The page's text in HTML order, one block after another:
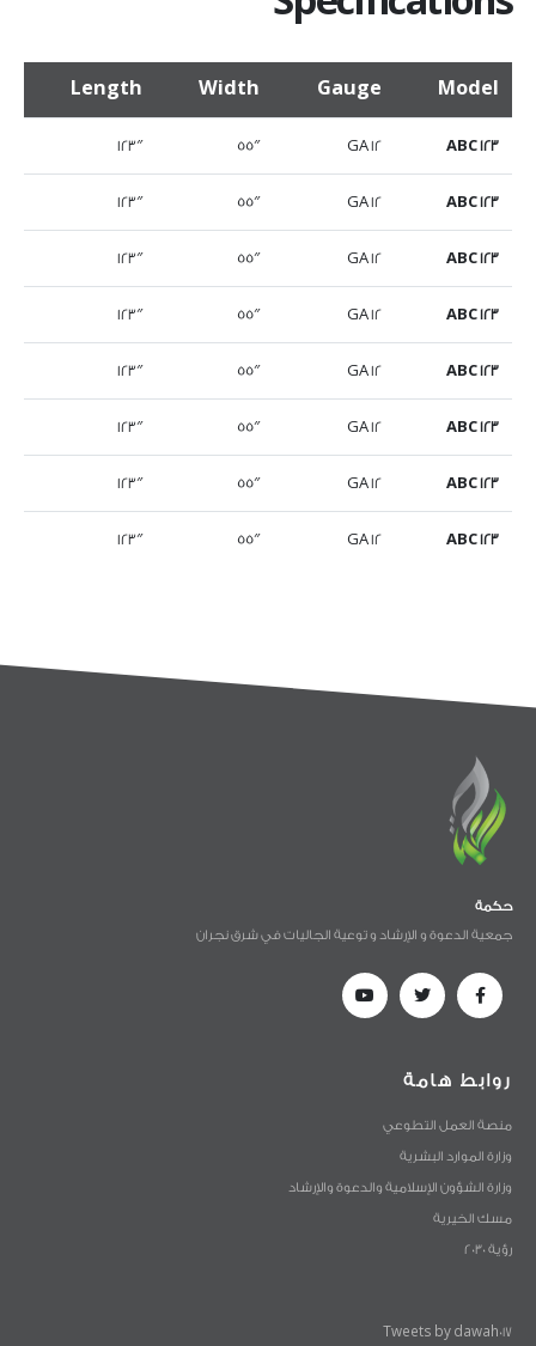
Model
Gauge
Width
Length
ABC 123
12 GA
55″
123″
ABC 123
12 GA
55″
123″
ABC 123
12 GA
55″
123″
ABC 123
12 GA
55″
123″
ABC 123
12 GA
55″
123″
ABC 123
12 GA
55″
123″
ABC 123
12 GA
55″
123″
ABC 123
12 GA
55″
123″
حكمة
جمعية الدعوة و الإرشاد و توعية الجاليات في شرق نجران
روابط هامة
منصة العمل التطوعي
وزارة الموارد البشرية
وزارة الشؤون الإسلامية والدعوة والإرشاد
مسك الخيرية
رؤية 2030
Tweets by dawah017